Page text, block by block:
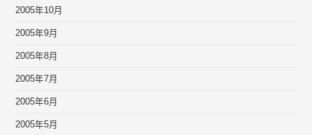
2005年10月
2005年9月
2005年8月
2005年7月
2005年6月
2005年5月